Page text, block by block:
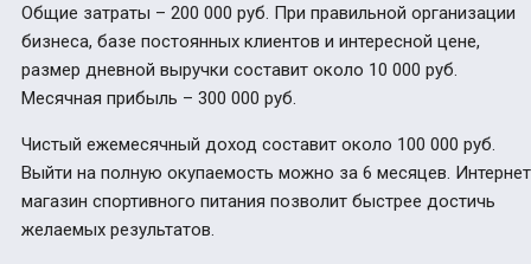
Общие затраты – 200 000 руб. При правильной организации
бизнеса, базе постоянных клиентов и интересной цене,
размер дневной выручки составит около 10 000 руб.
Месячная прибыль – 300 000 руб.
Чистый ежемесячный доход составит около 100 000 руб.
Выйти на полную окупаемость можно за 6 месяцев. Интернет
магазин спортивного питания позволит быстрее достичь
желаемых результатов.